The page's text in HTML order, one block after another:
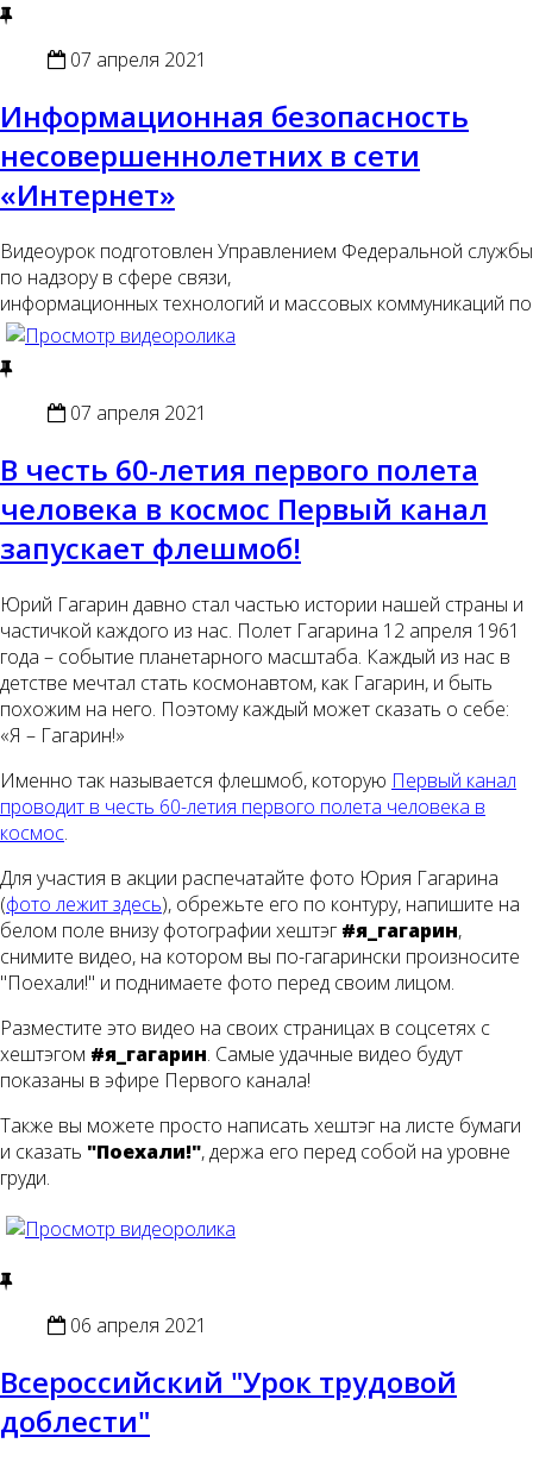
07 апреля 2021
Информационная безопасность
несовершеннолетних в сети
«Интернет»
Видеоурок подготовлен Управлением Федеральной службы
по надзору в сфере связи,
информационных технологий и массовых коммуникаций
07 апреля 2021
В честь 60-летия первого полета
человека в космос Первый канал
запускает флешмоб!
Юрий Гагарин давно стал частью истории нашей страны и
частичкой каждого из нас. Полет Гагарина 12 апреля 1961
года – событие планетарного масштаба. Каждый из нас в
детстве мечтал стать космонавтом, как Гагарин, и быть
похожим на него. Поэтому каждый может сказать о себе:
«Я – Гагарин!»
Именно так называется флешмоб, которую Первый канал
проводит в честь 60-летия первого полета человека в
космос.
Для участия в акции распечатайте фото Юрия Гагарина
(фото лежит здесь), обрежьте его по контуру, напишите на
белом поле внизу фотографии хештэг #я_гагарин,
снимите видео, на котором вы по-гагарински произносите
"Поехали!" и поднимаете фото перед своим лицом.
Разместите это видео на своих страницах в соцсетях с
хештэгом #я_гагарин. Самые удачные видео будут
показаны в эфире Первого канала!
Также вы можете просто написать хештэг на листе бумаги
и сказать "Поехали!", держа его перед собой на уровне
груди.
06 апреля 2021
Всероссийский "Урок трудовой
доблести"